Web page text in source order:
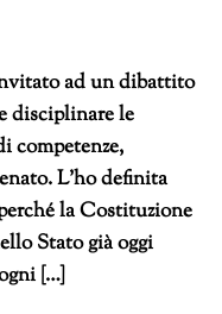
ad un dibattito
disciplinare le
competenze,
L’ho definita
la Costituzione
Stato già oggi
[…]